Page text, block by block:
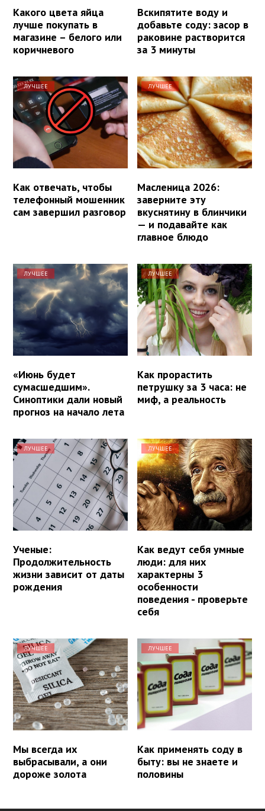
Какого цвета яйца
лучше покупать в
магазине – белого или
коричневого
Вскипятите воду и
добавьте соду: засор в
раковине растворится
за 3 минуты
ЛУЧШЕЕ
Как отвечать, чтобы
телефонный мошенник
сам завершил разговор
ЛУЧШЕЕ
Масленица 2026:
заверните эту
вкуснятину в блинчики
— и подавайте как
главное блюдо
ЛУЧШЕЕ
«Июнь будет
сумасшедшим».
Синоптики дали новый
прогноз на начало лета
ЛУЧШЕЕ
Как прорастить
петрушку за 3 часа: не
миф, а реальность
ЛУЧШЕЕ
Ученые:
Продолжительность
жизни зависит от даты
рождения
ЛУЧШЕЕ
Как ведут себя умные
люди: для них
характерны 3
особенности
поведения - проверьте
себя
ЛУЧШЕЕ
Мы всегда их
выбрасывали, а они
дороже золота
ЛУЧШЕЕ
Как применять соду в
быту: вы не знаете и
половины